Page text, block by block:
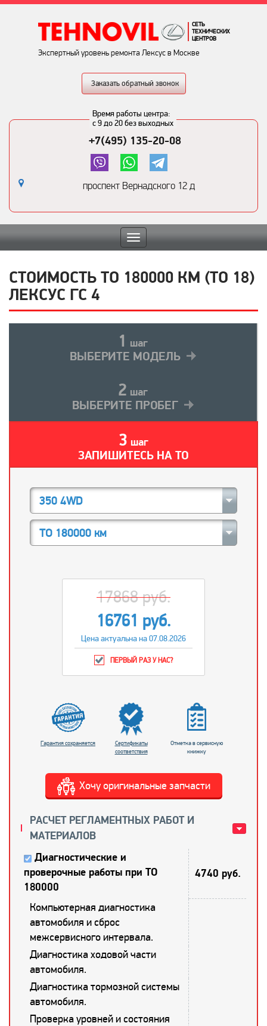
СЕТЬ
ТЕХНИЧЕСКИХ
ЦЕНТРОВ
Экспертный уровень ремонта Лексус в Москве
Заказать обратный звонок
Время работы центра:
с 9 до 20 без выходных
+7(495) 135-20-08
проспект Вернадского 12 д
Toggle
navigation
СТОИМОСТЬ ТО 180000 КМ (ТО 18)
ЛЕКСУС ГС 4
1 шаг
ВЫБЕРИТЕ МОДЕЛЬ
2 шаг
ВЫБЕРИТЕ ПРОБЕГ
3 шаг
ЗАПИШИТЕСЬ НА ТО
350 4WD
ТО 180000 км
17868 руб.
16761 руб.
Цена актуальна на 07.08.2026
ПЕРВЫЙ РАЗ У НАС?
Гарантия сохраняется
Сертификаты
соответствия
Отметка в сервисную
книжку
Хочу оригинальные запчасти
РАСЧЕТ РЕГЛАМЕНТНЫХ РАБОТ И
МАТЕРИАЛОВ
Диагностические и
проверочные работы при ТО
180000
4740 руб.
Компьютерная диагностика
автомобиля и сброс
межсервисного интервала.
Диагностика ходовой части
автомобиля.
Диагностика тормозной системы
автомобиля.
Проверка уровней и состояния